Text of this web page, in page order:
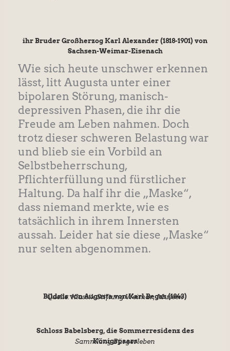
ihr Bruder Großherzog Karl Alexander (1818-1901) von
Sachsen-Weimar-Eisenach
Wie sich heute unschwer erkennen
lässt, litt Augusta unter einer
bipolaren Störung, manisch-
depressiven Phasen, die ihr die
Freude am Leben nahmen. Doch
trotz dieser schweren Belastung war
und blieb sie ein Vorbild an
Selbstbeherrschung,
Pflichterfüllung und fürstlicher
Haltung. Da half ihr die „Maske“,
dass niemand merkte, wie es
tatsächlich in ihrem Innersten
aussah. Leider hat sie diese „Maske“
nur selten abgenommen.
Bildnis von Augusta von Karl Begas (1843)
Quelle: Klassik Stiftung Weimar, Museen
Schloss Babelsberg, die Sommerresidenz des
Königspaars
Sammlung Bürgerleben